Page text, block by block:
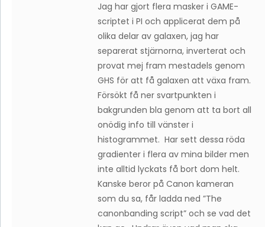
Jag har gjort flera masker i GAME-
scriptet i PI och applicerat dem på
olika delar av galaxen, jag har
separerat stjärnorna, inverterat och
provat mej fram mestadels genom
GHS för att få galaxen att växa fram.
Försökt få ner svartpunkten i
bakgrunden bla genom att ta bort all
onödig info till vänster i
histogrammet. Har sett dessa röda
gradienter i flera av mina bilder men
inte alltid lyckats få bort dom helt.
Kanske beror på Canon kameran
som du sa, får ladda ned ”The
canonbanding script” och se vad det